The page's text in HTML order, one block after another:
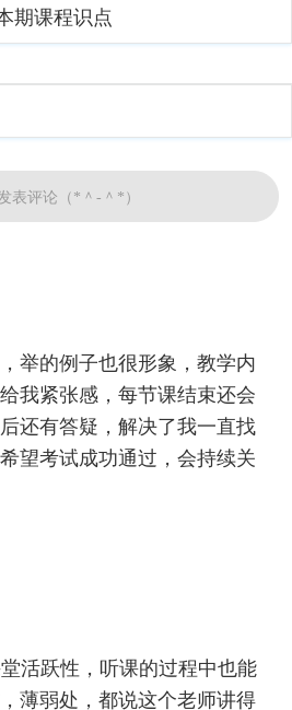
期课程识点
表评论（*＾-＾*）
举的例子也很形象，教学内
我紧张感，每节课结束还会
还有答疑，解决了我一直找
望考试成功通过，会持续关
活跃性，听课的过程中也能
薄弱处，都说这个老师讲得